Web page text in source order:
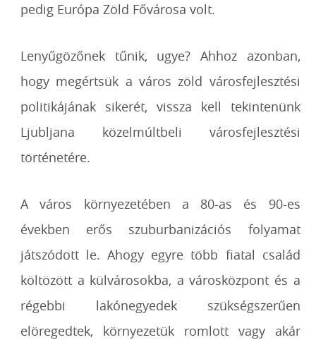
pedig Európa Zöld Fővárosa volt.
Lenyűgözőnek tűnik, ugye? Ahhoz azonban,
hogy megértsük a város zöld városfejlesztési
politikájának sikerét, vissza kell tekintenünk
Ljubljana közelmúltbeli városfejlesztési
történetére.
A város környezetében a 80-as és 90-es
években erős szuburbanizációs folyamat
játszódott le. Ahogy egyre több fiatal család
költözött a külvárosokba, a városközpont és a
régebbi lakónegyedek szükségszerűen
elöregedtek, környezetük romlott vagy akár